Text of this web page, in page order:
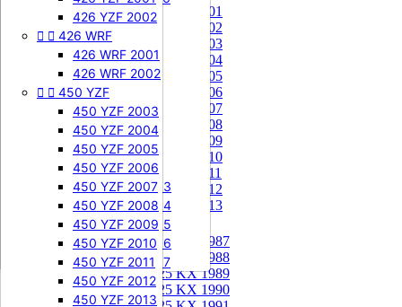
505 SXF
505 SXF 2007
505 SXF 2008
525 SXF
525 SXF 2003
525 SXF 2004
525 SXF 2005
525 SXF 2006
525 EXC-F
525 EXC-F 2003
525 EXC-F 2004
525 EXC-F 2005
525 EXC-F 2006
525 EXC-F 2007
426 YZF 2002
  426 WRF
426 WRF 2001
426 WRF 2002
  450 YZF
450 YZF 2003
450 YZF 2004
450 YZF 2005
450 YZF 2006
450 YZF 2007
450 YZF 2008
450 YZF 2009
450 YZF 2010
450 YZF 2011
450 YZF 2012
450 YZF 2013
85 KX 2001
85 KX 2002
85 KX 2003
85 KX 2004
85 KX 2005
85 KX 2006
85 KX 2007
85 KX 2008
85 KX 2009
85 KX 2010
85 KX 2011
85 KX 2012
85 KX 2013
125 KX 
125 KX 1987
125 KX 1988
125 KX 1989
125 KX 1990